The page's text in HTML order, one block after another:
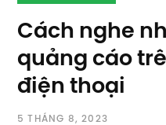
Cách nghe
quảng cáo
điện thoại
5 THÁNG 8, 2023